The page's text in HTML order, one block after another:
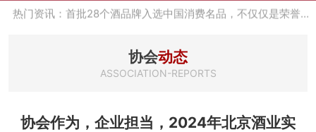
热门资讯：2024年上市酒企业第三季度报（白酒、啤酒、葡萄
热门资讯：名酒之光：共话荣耀背后的价值与使命
协会动态
ASSOCIATION-REPORTS
协会作为，企业担当，2024年北京酒业实